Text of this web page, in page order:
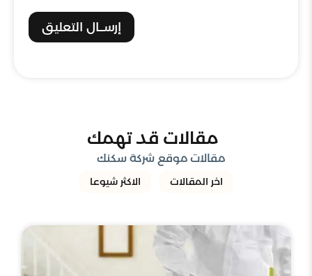
إرســال التعليق
مقالات قد تهمك
مقالات موقع شركة سكنك
اخر المقالات الاكثر شيوعا